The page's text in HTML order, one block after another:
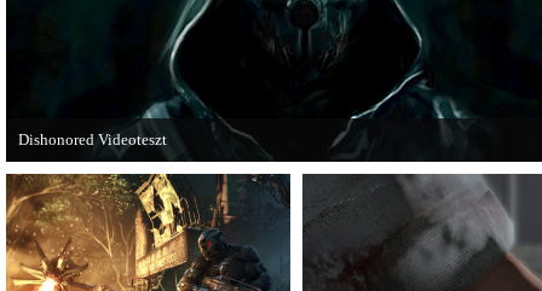
Dishonored Videoteszt
Chris és Wilson bemutatja a 2012-es év egyik legnagyobb meglepetését.
Dishonored videoteszt!